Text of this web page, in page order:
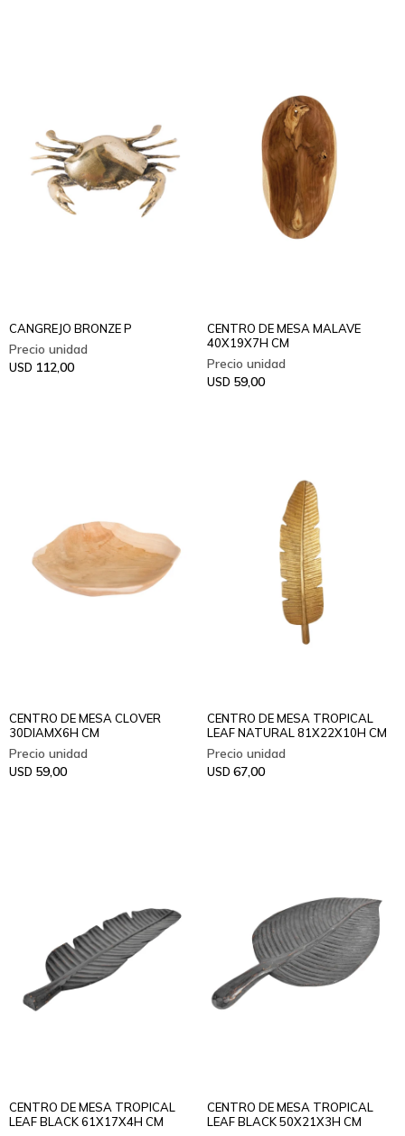
CANGREJO BRONZE P
USD 112,00
CENTRO DE MESA MALAVE
40X19X7H CM
USD 59,00
CENTRO DE MESA CLOVER
30DIAMX6H CM
USD 59,00
CENTRO DE MESA TROPICAL
LEAF NATURAL 81X22X10H CM
USD 67,00
CENTRO DE MESA TROPICAL
LEAF BLACK 61X17X4H CM
CENTRO DE MESA TROPICAL
LEAF BLACK 50X21X3H CM